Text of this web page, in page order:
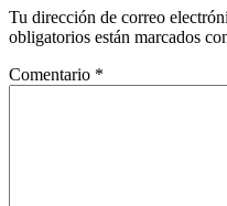
Tu dirección de correo
obligatorios están marcados
Comentario *